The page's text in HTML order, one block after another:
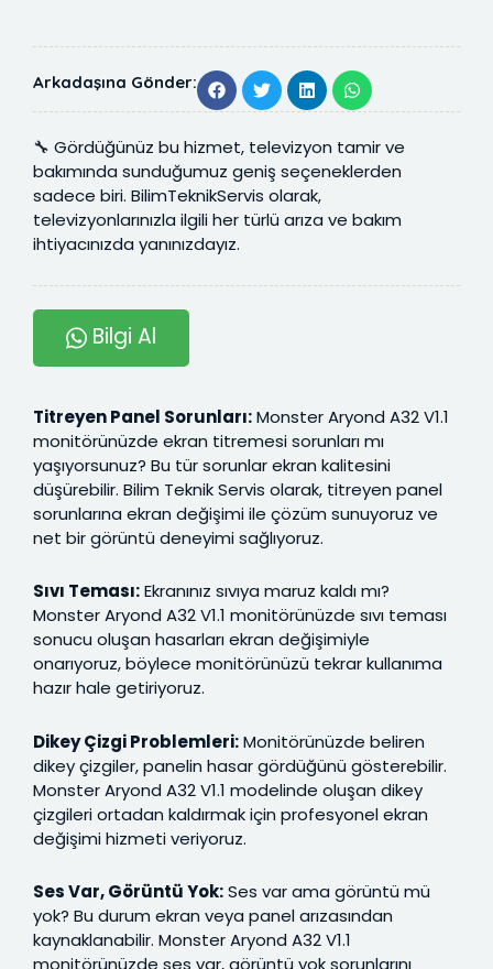
Arkadaşına Gönder:
🔧 Gördüğünüz bu hizmet, televizyon tamir ve
bakımında sunduğumuz geniş seçeneklerden
sadece biri. BilimTeknikServis olarak,
televizyonlarınızla ilgili her türlü arıza ve bakım
ihtiyacınızda yanınızdayız.
Bilgi Al
Titreyen Panel Sorunları:Monster Aryond A32 V1.1
monitörünüzde ekran titremesi sorunları mı
yaşıyorsunuz? Bu tür sorunlar ekran kalitesini
düşürebilir. Bilim Teknik Servis olarak, titreyen panel
sorunlarına ekran değişimi ile çözüm sunuyoruz ve
net bir görüntü deneyimi sağlıyoruz.
Sıvı Teması:Ekranınız sıvıya maruz kaldı mı?
Monster Aryond A32 V1.1 monitörünüzde sıvı teması
sonucu oluşan hasarları ekran değişimiyle
onarıyoruz, böylece monitörünüzü tekrar kullanıma
hazır hale getiriyoruz.
Dikey Çizgi Problemleri:Monitörünüzde beliren
dikey çizgiler, panelin hasar gördüğünü gösterebilir.
Monster Aryond A32 V1.1 modelinde oluşan dikey
çizgileri ortadan kaldırmak için profesyonel ekran
değişimi hizmeti veriyoruz.
Ses Var, Görüntü Yok:Ses var ama görüntü mü
yok? Bu durum ekran veya panel arızasından
kaynaklanabilir. Monster Aryond A32 V1.1
monitörünüzde ses var, görüntü yok sorunlarını